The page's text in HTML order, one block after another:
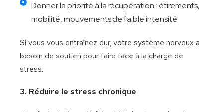
Donner la priorité à la récupération : étirements,
mobilité, mouvements de faible intensité
Si vous vous entraînez dur, votre système nerveux a
besoin de soutien pour faire face à la charge de
stress.
3. Réduire le stress chronique